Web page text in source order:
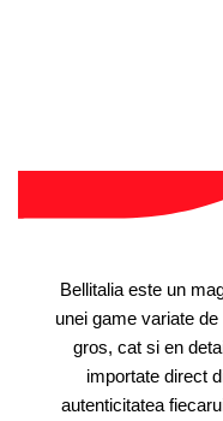
Bellitalia este un
unei game variate
gros, cat si en
importate direct
autenticitatea